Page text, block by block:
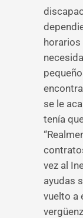
horarios
se le
tenía
vez al
ayudas
vuelto a